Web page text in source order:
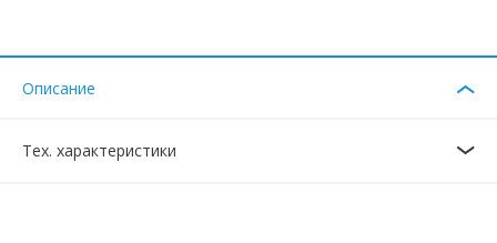
Описание
Тех. характеристики